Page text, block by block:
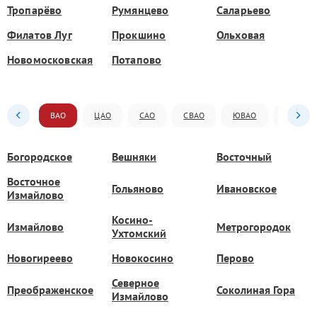
Тропарёво Румянцево
Саларьево
Филатов Луг
Прокшино
Ольховая
Новомосковская
Потапово
ВАО ЦАО САО СВАО ЮВАО ЮАО
Богородское Вешняки
Восточный
Восточное
Измайлово
Гольяново Ивановское
Измайлово
Косино-
Ухтомский
Метрогородок
Новогиреево Новокосино Перово
Преображенское
Северное
Измайлово
Соколиная Гора